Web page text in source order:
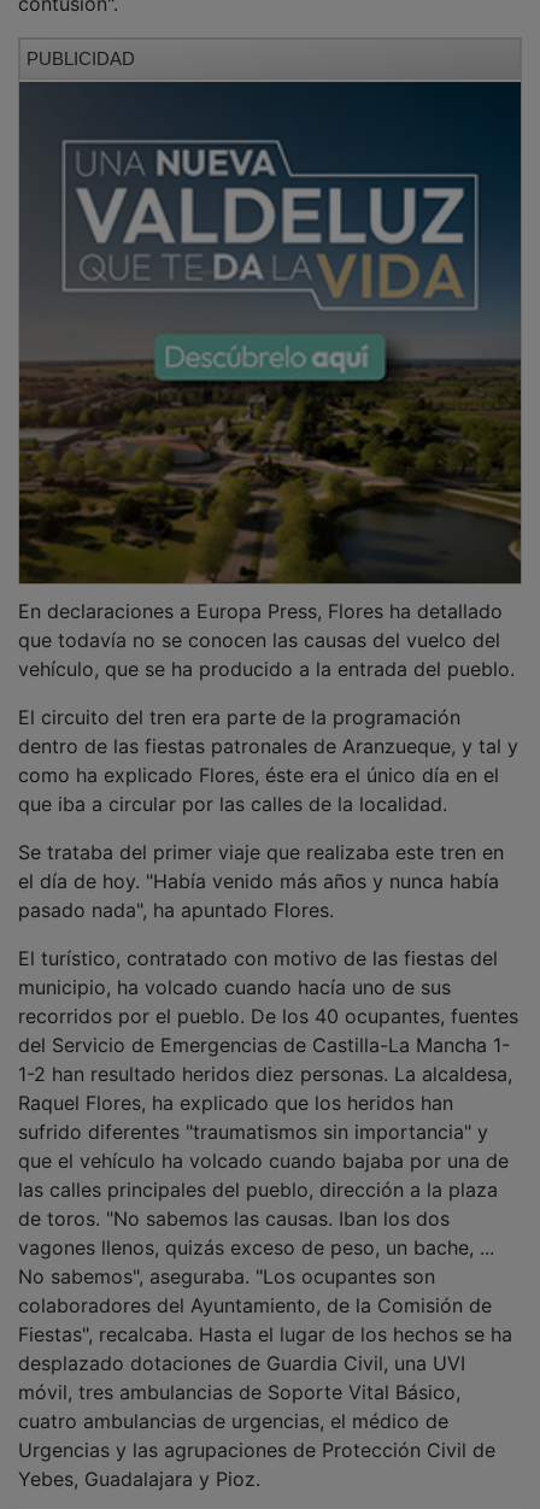
que todavía no se conocen las causas del vuelco del
vehículo, que se ha producido a la entrada del pueblo.
dentro de las fiestas patronales de Aranzueque, y tal y
como ha explicado Flores, éste era el único día en el
que iba a circular por las calles de la localidad.
el día de hoy. "Había venido más años y nunca había
pasado nada", ha apuntado Flores.
municipio, ha volcado cuando hacía uno de sus
recorridos por el pueblo. De los 40 ocupantes, fuentes
del Servicio de Emergencias de Castilla-La Mancha 1-
1-2 han resultado heridos diez personas. La alcaldesa,
Raquel Flores, ha explicado que los heridos han
sufrido diferentes "traumatismos sin importancia" y
que el vehículo ha volcado cuando bajaba por una de
las calles principales del pueblo, dirección a la plaza
de toros. "No sabemos las causas. Iban los dos
vagones llenos, quizás exceso de peso, un bache, ...
No sabemos", aseguraba. "Los ocupantes son
colaboradores del Ayuntamiento, de la Comisión de
Fiestas", recalcaba. Hasta el lugar de los hechos se ha
desplazado dotaciones de Guardia Civil, una UVI
móvil, tres ambulancias de Soporte Vital Básico,
cuatro ambulancias de urgencias, el médico de
Urgencias y las agrupaciones de Protección Civil de
Yebes, Guadalajara y Pioz.